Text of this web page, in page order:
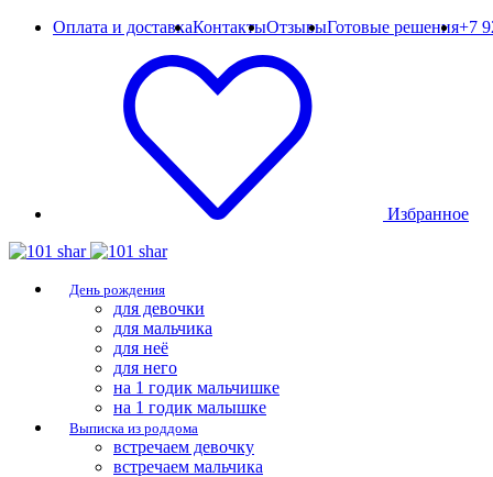
Оплата и доставкаКонтактыОтзывыГотовые решения+7
Избранное
День рождения
для девочки
для мальчика
для неё
для него
на 1 годик мальчишке
на 1 годик малышке
Выписка из роддома
встречаем девочку
встречаем мальчика